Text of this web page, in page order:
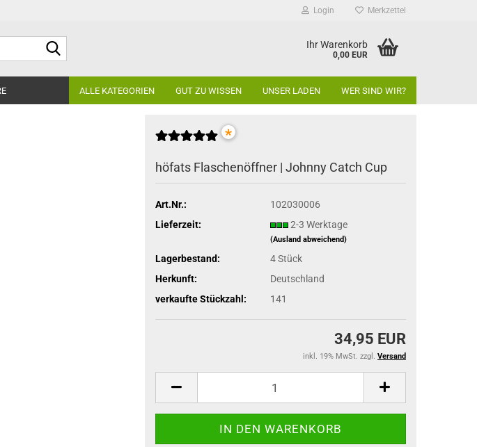
Login Merkzettel
Ihr Warenkorb
0,00 EUR
ALLE KATEGORIEN GUT ZU WISSEN UNSER LADEN WER SIND WIR?
*
höfats Flaschenöffner | Johnny Catch Cup
Art.Nr.:
102030006
Lieferzeit:
2-3 Werktage
(Ausland abweichend)
Lagerbestand: 4Stück
Herkunft:
Deutschland
verkaufte Stückzahl:
141
34,95 EUR
inkl. 19% MwSt. zzgl. Versand